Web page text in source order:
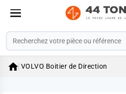
 VOLVO Boitier de Direction